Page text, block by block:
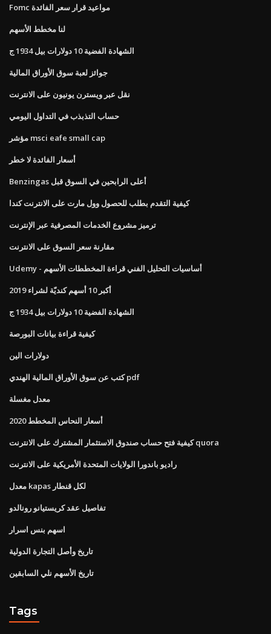
Fomc مواعيد قرار سعر الفائدة
لنا مخطط الأسهم
الشهادة الفضية 10 دولارات بيل 1934 ج
جوائز لعبة سوق الأوراق المالية
نقل عبر ويسترن يونيون على الانترنت
حساب التذبذب في التداول اليومي
مؤشر msci eafe small cap
أسعار الفائدة لا خطر
Benzingas أعلى الرابحين في السوق قبل
كيفية التقدم بطلب للحصول وول مارت على الانترنت كندا
ترميز مشروع الخدمات المصرفية عبر الإنترنت
مقارنة سعر السوق على الانترنت
Udemy - أساسيات التحليل الفني قراءة المخططات الأسهم
أكبر 10 أسهم كنديّة لشراء 2019
الشهادة الفضية 10 دولارات بيل 1934 ج
كيفية قراءة بيانات البورصة
دولارات الين
كتب عن سوق الأوراق المالية الهندي pdf
معدل مغسلة
أسعار النحاس المخطط 2020
كيفية فتح حساب صندوق الاستثمار المشترك على الانترنت quora
راديو باندورا الولايات المتحدة الأمريكية على الانترنت
معدل kapas لكل قنطار
تفاصيل عقد كريستيانو رونالدو
اسهم بنس اسرار
تاريخ وأصل التجارة الدولية
تاريخ الأسهم نلي السابقين
Tags